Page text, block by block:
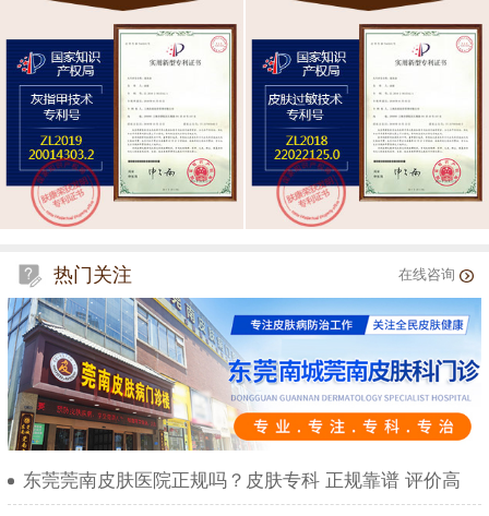
热门关注 在线咨询
东莞莞南皮肤医院正规吗？皮肤专科 正规靠谱 评价高